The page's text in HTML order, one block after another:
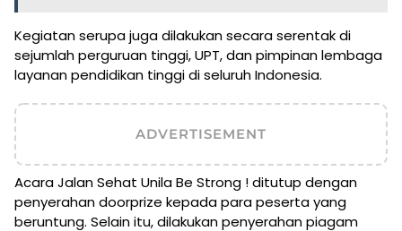
Kegiatan serupa juga dilakukan secara serentak di
sejumlah perguruan tinggi, UPT, dan pimpinan lembaga
layanan pendidikan tinggi di seluruh Indonesia.
ADVERTISEMENT
Acara Jalan Sehat Unila Be Strong ! ditutup dengan
penyerahan doorprize kepada para peserta yang
beruntung. Selain itu, dilakukan penyerahan piagam